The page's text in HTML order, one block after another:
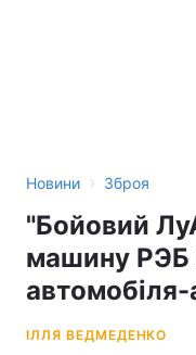
Новини › Зброя
"‎Бойовий
машину РЭБ
автомобіля-
ІЛЛЯ ВЕДМЕДЕНКО